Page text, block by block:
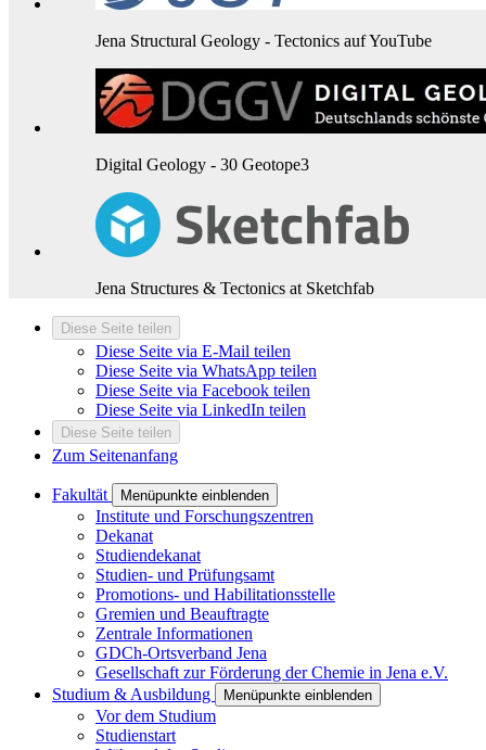
Jena Structural Geology - Tectonics auf YouTube
Digital Geology - 30 Geotope3
Jena Structures & Tectonics at Sketchfab
Diese Seite teilen
Diese Seite via E-Mail teilen
Diese Seite via WhatsApp teilen
Diese Seite via Facebook teilen
Diese Seite via LinkedIn teilen
Diese Seite teilen
Zum Seitenanfang
Fakultät Menüpunkte einblenden
Institute und Forschungszentren
Dekanat
Studiendekanat
Studien- und Prüfungsamt
Promotions- und Habilitationsstelle
Gremien und Beauftragte
Zentrale Informationen
GDCh-Ortsverband Jena
Gesellschaft zur Förderung der Chemie in Jena e.V.
Studium & Ausbildung
Menüpunkte einblenden
Vor dem Studium
Studienstart